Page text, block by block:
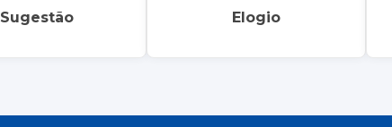
Sugestão Elogio